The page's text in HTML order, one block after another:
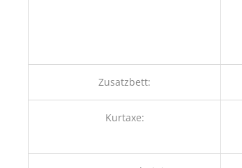
Zusatzbett:
Kurtaxe: